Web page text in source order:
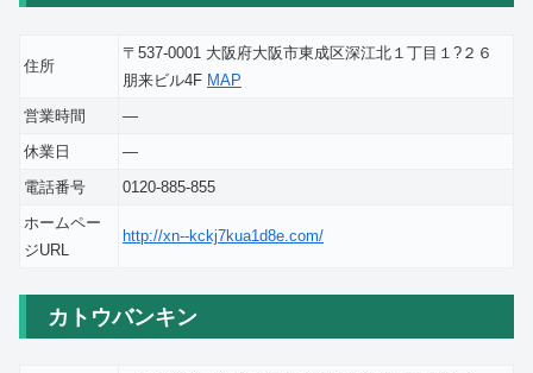
住所
〒537-0001 大阪府大阪市東成区深江北１丁目１?２６
朋来ビル4F MAP
営業時間
―
休業日
―
電話番号
0120-885-855
ホームペー
ジURL
http://xn--kckj7kua1d8e.com/
カトウバンキン